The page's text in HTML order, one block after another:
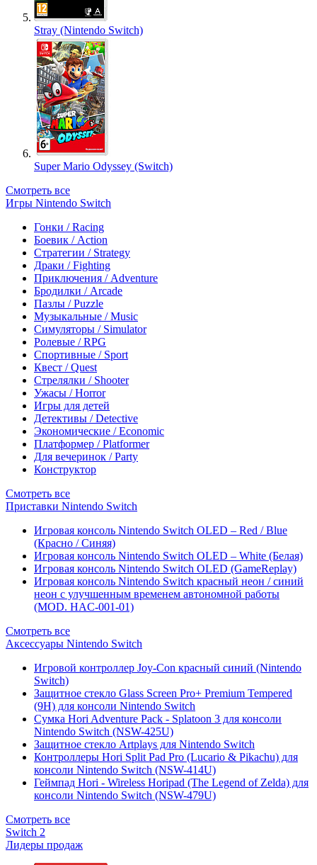
Stray (Nintendo Switch)
Super Mario Odyssey (Switch)
Смотреть все
Игры Nintendo Switch
Гонки / Racing
Боевик / Action
Стратегии / Strategy
Драки / Fighting
Приключения / Adventure
Бродилки / Arcade
Пазлы / Puzzle
Музыкальные / Music
Симуляторы / Simulator
Ролевые / RPG
Спортивные / Sport
Квест / Quest
Стрелялки / Shooter
Ужасы / Horror
Игры для детей
Детективы / Detective
Экономические / Economic
Платформер / Platformer
Для вечеринок / Party
Конструктор
Смотреть все
Приставки Nintendo Switch
Игровая консоль Nintendo Switch OLED – Red / Blue
(Красно / Синяя)
Игровая консоль Nintendo Switch OLED – White (Белая)
Игровая консоль Nintendo Switch OLED (GameReplay)
Игровая консоль Nintendo Switch красный неон / синий
неон с улучшенным временем автономной работы
(MOD. HAC-001-01)
Смотреть все
Аксессуары Nintendo Switch
Игровой контроллер Joy-Con красный синий (Nintendo
Switch)
Защитное стекло Glass Screen Pro+ Premium Tempered
(9H) для консоли Nintendo Switch
Сумка Hori Adventure Pack - Splatoon 3 для консоли
Nintendo Switch (NSW-425U)
Защитное стекло Artplays для Nintendo Switch
Контроллеры Hori Split Pad Pro (Lucario & Pikachu) для
консоли Nintendo Switch (NSW-414U)
Геймпад Hori - Wireless Horipad (The Legend of Zelda) для
консоли Nintendo Switch (NSW-479U)
Смотреть все
Switch 2
Лидеры продаж